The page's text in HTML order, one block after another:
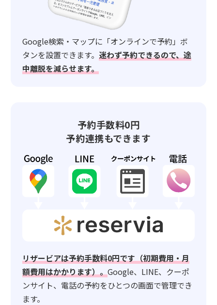
Google検索・マップに「オンラインで予約」ボ
タンを設置できます。迷わず予約できるので、途
中離脱を減らせます。
予約手数料0円
予約連携もできます
リザービアは予約手数料0円です（初期費用・月
額費用はかかります）。Google、LINE、クーポ
ンサイト、電話の予約をひとつの画面で管理でき
ます。